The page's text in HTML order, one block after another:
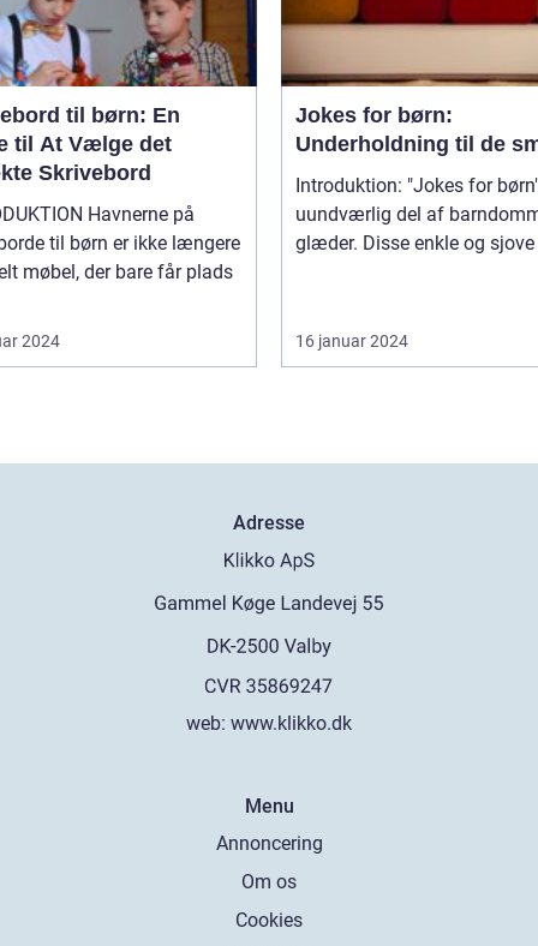
til børn: En
til At Vælge det
Skrivebord
Havnerne på
til børn er ikke længere
møbel, der bare får plads
2024
Jokes for børn:
Underholdning til de
Introduktion: "Jokes for
uundværlig del af
glæder. Disse enkle og
16 januar 2024
Adresse
web: www.klikko.dk
Menu
Annoncering
Om os
Cookies